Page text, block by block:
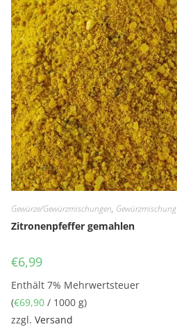
Gewürze/Gewürzmischungen, Gewürzmischung
Zitronenpfeffer gemahlen
€6,99
Enthält 7% Mehrwertsteuer
(€69,90 / 1000 g)
zzgl.Versand